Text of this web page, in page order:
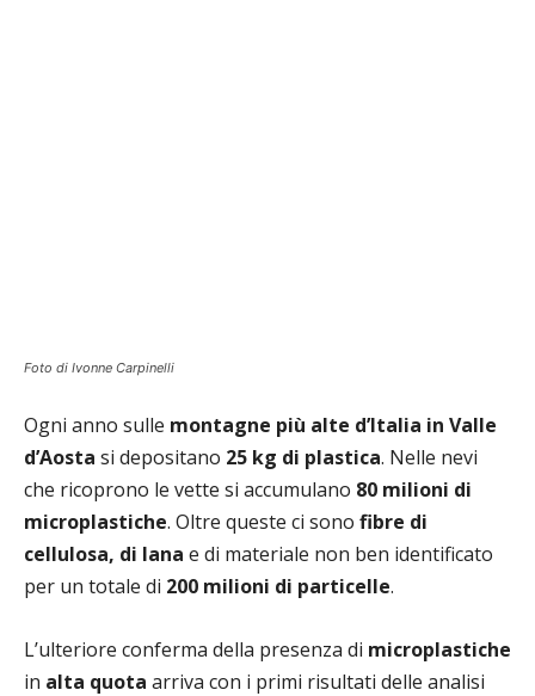
Foto di Ivonne Carpinelli
Ogni anno sulle montagne più alte d’Italia in Valle
d’Aosta si depositano 25 kg di plastica. Nelle nevi
che ricoprono le vette si accumulano 80 milioni di
microplastiche. Oltre queste ci sono fibre di
cellulosa, di lana e di materiale non ben identificato
per un totale di 200 milioni di particelle.
L’ulteriore conferma della presenza di microplastiche
in alta quota arriva con i primi risultati delle analisi